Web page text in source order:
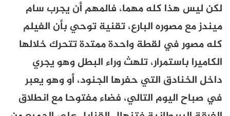
لكن ليس هذا كله مهما، فالمهم أن يجرب سام
ميندز مع مصوره البارع، تقنية توحي بأن الفيلم
كله مصور في لقطة واحدة ممتدة تتحرك خلالها
الكاميرا باستمرار، تلهث وراء البطل وهو يجري
داخل الخنادق التي حفرها الجنود، أو وهو يعبر
في صباح اليوم التالي، فضاء مفتوحا مع انطلاق